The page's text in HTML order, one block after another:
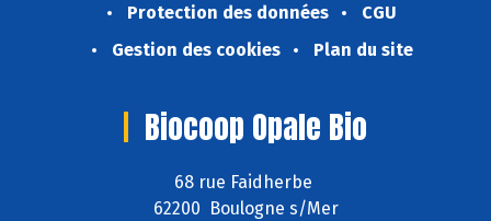
Protection des données
CGU
Gestion des cookies
Plan du site
Biocoop Opale Bio
68 rue Faidherbe
62200 Boulogne s/Mer